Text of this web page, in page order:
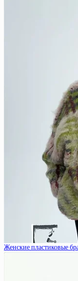
Женские пластиковые